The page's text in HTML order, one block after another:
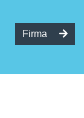
Firma